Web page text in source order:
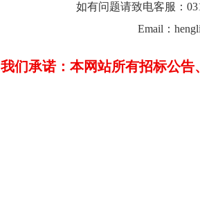
如有问题请致电客服：
Email：
我们承诺：本网站所有招标公